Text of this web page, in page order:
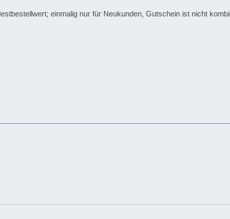
einmalig nur für Neukunden, Gutschein ist nicht